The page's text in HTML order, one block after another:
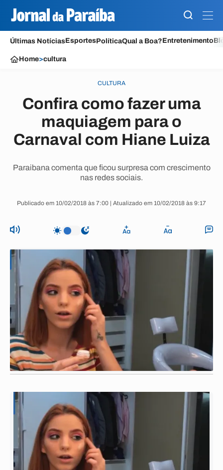
Últimas NotíciasEsportesPolíticaQual a Boa?Entretenimento
Home>cultura
CULTURA
Confira como fazer uma
maquiagem para o
Carnaval com Hiane Luiza
Paraibana comenta que ficou surpresa com crescimento
nas redes sociais.
Publicado em 10/02/2018 às 7:00 | Atualizado em 10/02/2018 às 9:17